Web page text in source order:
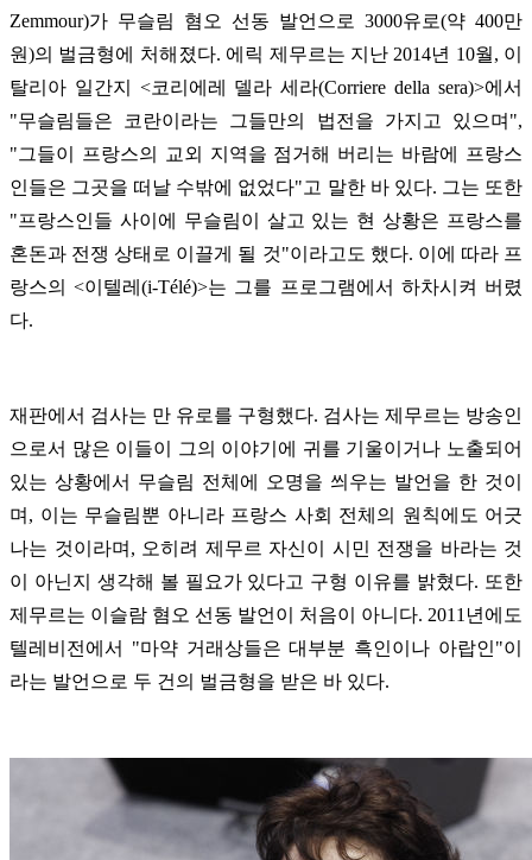
Zemmour)가 무슬림 혐오 선동 발언으로 3000유로(약 400만
원)의 벌금형에 처해졌다. 에릭 제무르는 지난 2014년 10월, 이
탈리아 일간지 <코리에레 델라 세라(Corriere della sera)>에서
"무슬림들은 코란이라는 그들만의 법전을 가지고 있으며",
"그들이 프랑스의 교외 지역을 점거해 버리는 바람에 프랑스
인들은 그곳을 떠날 수밖에 없었다"고 말한 바 있다. 그는 또한
"프랑스인들 사이에 무슬림이 살고 있는 현 상황은 프랑스를
혼돈과 전쟁 상태로 이끌게 될 것"이라고도 했다. 이에 따라 프
랑스의 <이텔레(i-Télé)>는 그를 프로그램에서 하차시켜 버렸
다.
재판에서 검사는 만 유로를 구형했다. 검사는 제무르는 방송인
으로서 많은 이들이 그의 이야기에 귀를 기울이거나 노출되어
있는 상황에서 무슬림 전체에 오명을 씌우는 발언을 한 것이
며, 이는 무슬림뿐 아니라 프랑스 사회 전체의 원칙에도 어긋
나는 것이라며, 오히려 제무르 자신이 시민 전쟁을 바라는 것
이 아닌지 생각해 볼 필요가 있다고 구형 이유를 밝혔다. 또한
제무르는 이슬람 혐오 선동 발언이 처음이 아니다. 2011년에도
텔레비전에서 "마약 거래상들은 대부분 흑인이나 아랍인"이
라는 발언으로 두 건의 벌금형을 받은 바 있다.